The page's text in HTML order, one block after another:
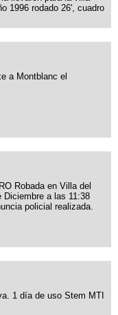
1996 rodado 26', cuadro
a Montblanc el
Robada en Villa del
Diciembre a las 11:38
policial realizada.
1 día de uso Stem MTI